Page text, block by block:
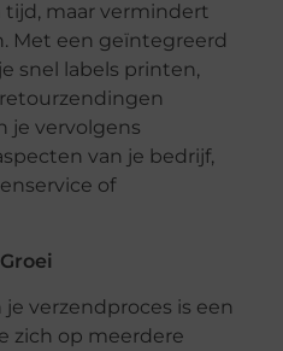
tijd, maar vermindert
Met een geïntegreerd
snel labels printen,
je vervolgens
van je bedrijf,
of
verzendproces is een
zich op meerdere